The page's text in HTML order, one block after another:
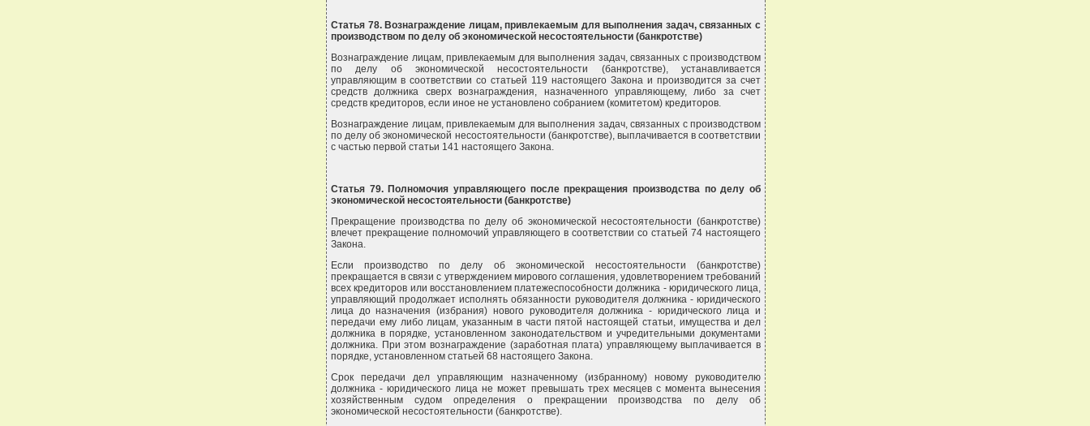
Статья 78. Вознаграждение лицам, привлекаемым для выполнения задач, связанных с
производством по делу об экономической несостоятельности (банкротстве)
Вознаграждение лицам, привлекаемым для выполнения задач, связанных с производством
по делу об экономической несостоятельности (банкротстве), устанавливается
управляющим в соответствии со статьей 119 настоящего Закона и производится за счет
средств должника сверх вознаграждения, назначенного управляющему, либо за счет
средств кредиторов, если иное не установлено собранием (комитетом) кредиторов.
Вознаграждение лицам, привлекаемым для выполнения задач, связанных с производством
по делу об экономической несостоятельности (банкротстве), выплачивается в соответствии
с частью первой статьи 141 настоящего Закона.
Статья 79. Полномочия управляющего после прекращения производства по делу об
экономической несостоятельности (банкротстве)
Прекращение производства по делу об экономической несостоятельности (банкротстве)
влечет прекращение полномочий управляющего в соответствии со статьей 74 настоящего
Закона.
Если производство по делу об экономической несостоятельности (банкротстве)
прекращается в связи с утверждением мирового соглашения, удовлетворением требований
всех кредиторов или восстановлением платежеспособности должника - юридического лица,
управляющий продолжает исполнять обязанности руководителя должника - юридического
лица до назначения (избрания) нового руководителя должника - юридического лица и
передачи ему либо лицам, указанным в части пятой настоящей статьи, имущества и дел
должника в порядке, установленном законодательством и учредительными документами
должника. При этом вознаграждение (заработная плата) управляющему выплачивается в
порядке, установленном статьей 68 настоящего Закона.
Срок передачи дел управляющим назначенному (избранному) новому руководителю
должника - юридического лица не может превышать трех месяцев с момента вынесения
хозяйственным судом определения о прекращении производства по делу об
экономической несостоятельности (банкротстве).